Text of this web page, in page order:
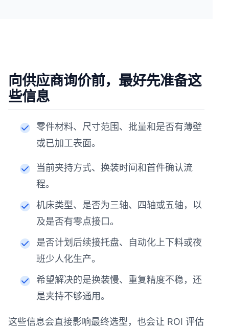
向供应商询价前，最好先准备这
些信息
零件材料、尺寸范围、批量和是否有薄壁
或已加工表面。
当前夹持方式、换装时间和首件确认流
程。
机床类型、是否为三轴、四轴或五轴，以
及是否有零点接口。
是否计划后续接托盘、自动化上下料或夜
班少人化生产。
希望解决的是换装慢、重复精度不稳，还
是夹持不够通用。
这些信息会直接影响最终选型，也会让 ROI 评估